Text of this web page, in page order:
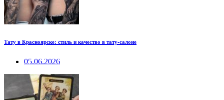
Тату в Красноярске: стиль и качество в тату-салоне
05.06.2026